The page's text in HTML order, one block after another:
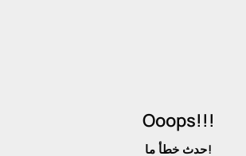
Ooops!!!
حدث خطأ ما!